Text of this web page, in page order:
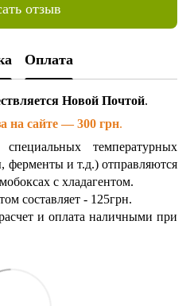
отзыв
Оплата
Новой Почтой.
на сайте — 300 грн.
температурных
ферменты и т.д.) отправляются
с хладагентом.
составляет - 125грн.
и оплата наличными при